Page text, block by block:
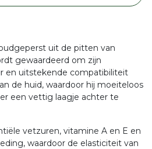
uit de pitten van
gewaardeerd om zijn
en uitstekende compatibiliteit
de huid, waardoor hij moeiteloos
een vettig laagje achter te
vetzuren, vitamine A en E en
waardoor de elasticiteit van